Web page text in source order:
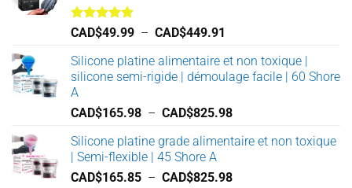
Note5.00
CAD$49.99 – CAD$449.91
prix :
CAD$49.99
CAD$449.91
Silicone platine alimentaire et non toxique |
silicone semi-rigide | démoulage facile | 60 Shore
A
CAD$165.98 – CAD$825.98Plage
prix :
à
Silicone platine grade alimentaire et non toxique
| Semi-flexible | 45 Shore A
CAD$165.85 – CAD$825.98Plage